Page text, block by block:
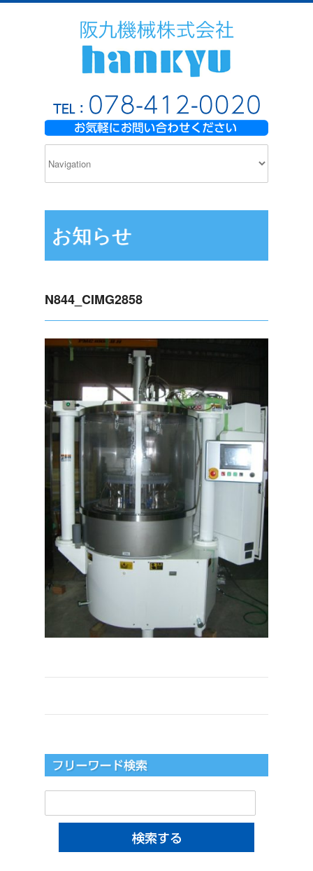
お知らせ
N844_CIMG2858